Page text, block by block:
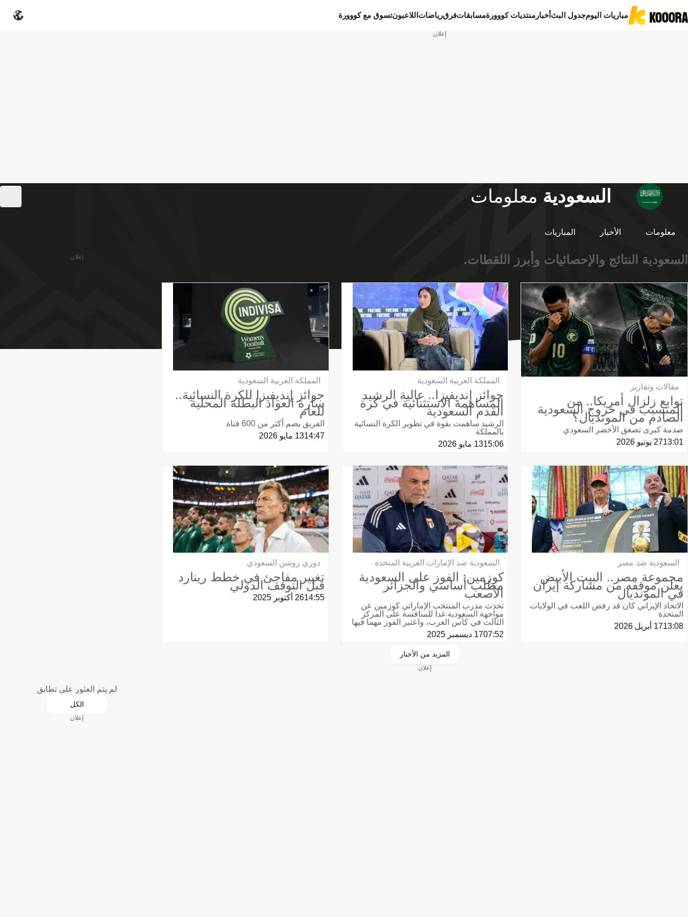
مباريات اليومجدول البثأخبار منتديات كووورةمسابقاتفرقرياضات اللاعبونتسوق مع كووورة
إعلان
السعودية معلومات
معلومات الأخبار المباريات
السعودية النتائج والإحصائيات وأبرز اللقطات.
مقالات وتقارير
توابع زلزال أمريكا.. من
المتسبب في خروج السعودية
الصادم من المونديال؟
صدمة كبرى تصعق الأخضر السعودي
13:0127 يونيو 2026
المملكة العربية السعودية
جوائز إنديفيزا.. عالية الرشيد
المساهمة الاستثنائية في كرة
القدم السعودية
الرشيد ساهمت بقوة في تطوير الكرة النسائية
بالمملكة
15:0613 مايو 2026
المملكة العربية السعودية
جوائز إنديفيزا للكرة النسائية..
سارة العواد البطلة المحلية
للعام
الفريق يضم أكثر من 600 فتاة
14:4713 مايو 2026
السعودية ضد مصر
مجموعة مصر.. البيت الأبيض
يعلن موقفه من مشاركة إيران
في المونديال
الاتحاد الإيراني كان قد رفض اللعب في الولايات
المتحدة
13:0817 أبريل 2026
السعودية ضد الإمارات العربية المتحدة
كوزمين: الفوز على السعودية
مطلب أساسي والجزائر
الأصعب
تحدث مدرب المنتخب الإماراتي كوزمين عن
مواجهة السعودية غدا للمنافسة على المركز
الثالث في كأس العرب، واعتبر الفوز مهما فيها
07:5217 ديسمبر 2025
دوري روشن السعودي
تغيير مفاجئ في خطط رينارد
قبل التوقف الدولي
14:5526 أكتوبر 2025
المزيد من الأخبار
إعلان
إعلان
لم يتم العثور على تطابق
الكل
إعلان